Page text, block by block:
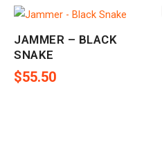
JAMMER – BLACK
SNAKE
$55.50